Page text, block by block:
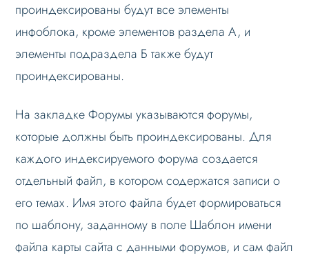
проиндексированы будут все элементы
инфоблока, кроме элементов раздела А, и
элементы подраздела Б также будут
проиндексированы.
На закладке Форумы указываются форумы,
которые должны быть проиндексированы. Для
каждого индексируемого форума создается
отдельный файл, в котором содержатся записи о
его темах. Имя этого файла будет формироваться
по шаблону, заданному в поле Шаблон имени
файла карты сайта с данными форумов, и сам файл